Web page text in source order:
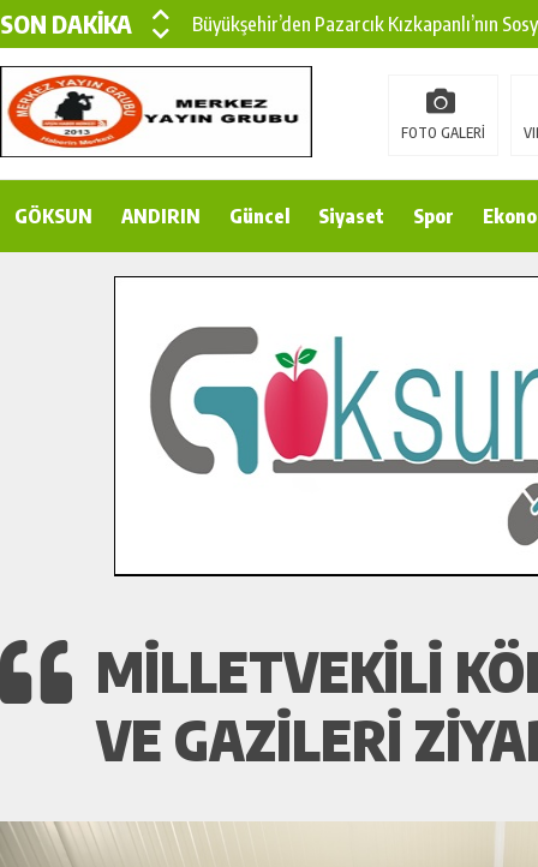
SON DAKİKA
Büyükşehir’den Pazarcık Kızkapanlı’nın
Büyükşehir’den Pazarcık Kırsalına Modern
Çin’den KSÜ’ye Uluslararası Başarı:
Gençler Pusula Maraş Kampında Yeni
İlçe Jandarma Komutanı Karakaya’dan
Bertiz’in Yeni Köprüsünde Sona Doğru.
FOTO GALERİ
GÖKSUN ANDIRIN Güncel Siyaset Spor
MILLETVEKILI
VE GAZILERI